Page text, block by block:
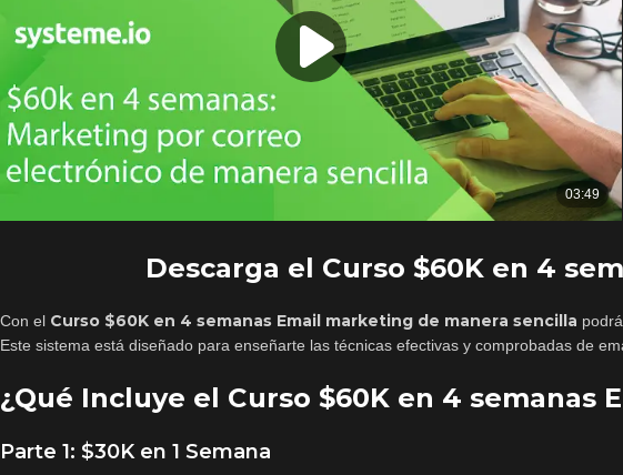
Descarga el Curso $60K en 4
Con el Curso $60K en 4 semanas Email marketing de manera sencilla
Este sistema está diseñado para enseñarte las técnicas efectivas y comprobadas de
¿Qué Incluye el Curso $60K en 4 semanas
Parte 1: $30K en 1 Semana